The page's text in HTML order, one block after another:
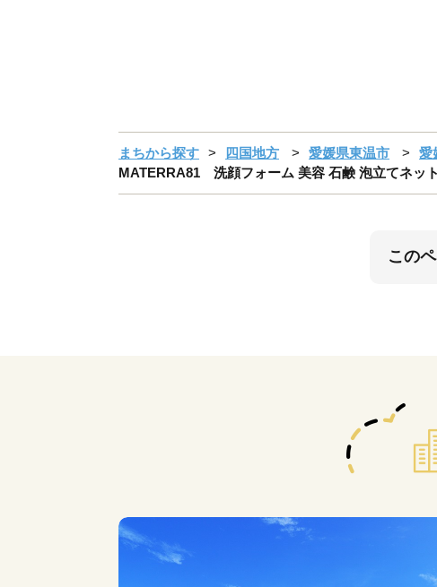
まちから探す 四国地方 愛媛県東温市
愛
MATERRA81 洗顔フォーム 美容 石鹸 泡立てネッ
この